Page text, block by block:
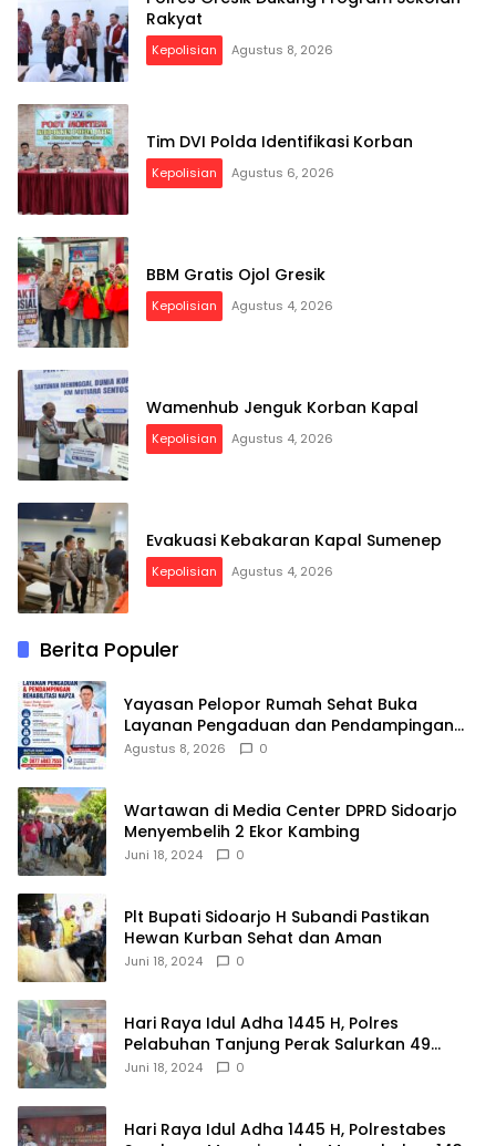
Rakyat
Kepolisian Agustus 8, 2026
Tim DVI Polda Identifikasi Korban
Kepolisian Agustus 6, 2026
BBM Gratis Ojol Gresik
Kepolisian Agustus 4, 2026
Wamenhub Jenguk Korban Kapal
Kepolisian Agustus 4, 2026
Evakuasi Kebakaran Kapal Sumenep
Kepolisian Agustus 4, 2026
Berita Populer
Yayasan Pelopor Rumah Sehat Buka
Layanan Pengaduan dan Pendampingan
Rehabilitasi NAPZA 24 Jam
Agustus 8, 2026 0
Wartawan di Media Center DPRD Sidoarjo
Menyembelih 2 Ekor Kambing
Juni 18, 2024 0
Plt Bupati Sidoarjo H Subandi Pastikan
Hewan Kurban Sehat dan Aman
Juni 18, 2024 0
Hari Raya Idul Adha 1445 H, Polres
Pelabuhan Tanjung Perak Salurkan 49
Hewan Korban.
Juni 18, 2024 0
Hari Raya Idul Adha 1445 H, Polrestabes